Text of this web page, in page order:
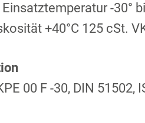
-30°
+40°C 125 cSt.
00 F -30, DIN 51502,